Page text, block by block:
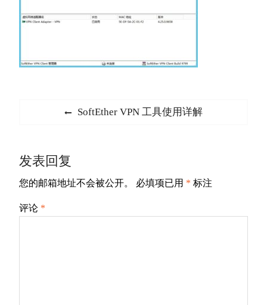
航
Previous
SoftEther VPN 工具使用详解
发表回复
您的邮箱地址不会被公开。 必填项已用 * 标注
评论 *